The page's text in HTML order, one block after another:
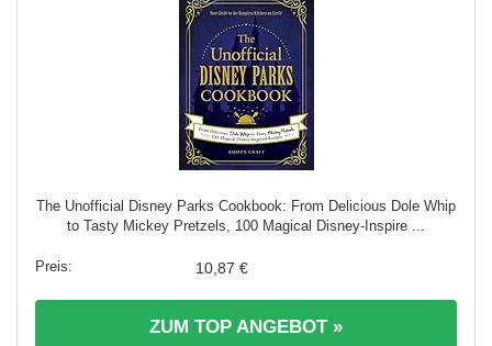
The Unofficial Disney Parks Cookbook: From Delicious Dole Whip
to Tasty Mickey Pretzels, 100 Magical Disney-Inspire ...
10,87 €
ZUM TOP ANGEBOT »